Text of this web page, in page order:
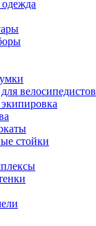
велосипедистов
стойки